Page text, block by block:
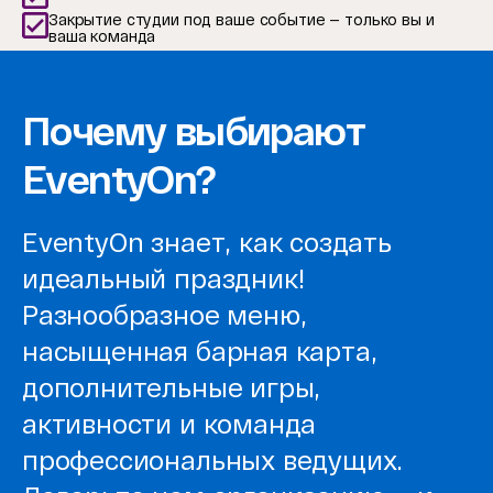
Закрытие студии под ваше событие — только вы и
ваша команда
Почему выбирают
EventyOn?
EventyOn знает, как создать
идеальный праздник!
Разнообразное меню,
насыщенная барная карта,
дополнительные игры,
активности и команда
профессиональных ведущих.